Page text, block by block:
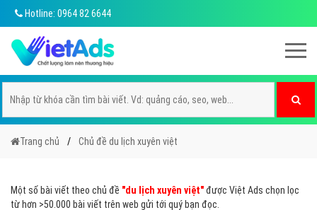
Hotline: 0964 82 6644
Trang chủ Chủ đề du lịch xuyên việt
Một số bài viết theo chủ đề "du lịch xuyên việt"được Việt Ads chọn lọc
từ hơn >50.000 bài viết trên web gửi tới quý bạn đọc.